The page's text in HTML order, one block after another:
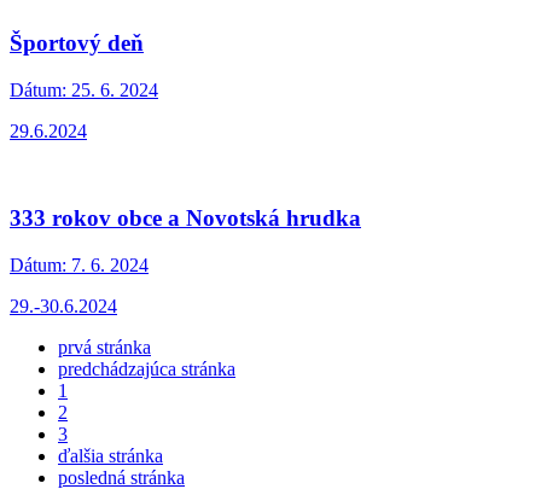
Športový deň
Dátum: 25. 6. 2024
29.6.2024
333 rokov obce a Novotská hrudka
Dátum: 7. 6. 2024
29.-30.6.2024
prvá stránka
predchádzajúca stránka
1
2
3
ďalšia stránka
posledná stránka